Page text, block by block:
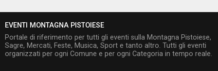
EVENTI MONTAGNA PISTOIESE
Portale di riferimento per tutti gli eventi sulla Montagna Pistoiese,
Sagre, Mercati, Feste, Musica, Sport e tanto altro. Tutti gli eventi
organizzati per ogni Comune e per ogni Categoria in tempo reale.